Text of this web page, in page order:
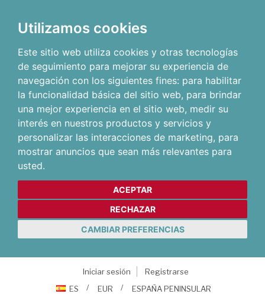
Utilizamos cookies
Este sitio web utiliza cookies y otras tecnologías
de seguimiento para mejorar su experiencia de
navegación con los siguientes fines: para habilitar
la funcionalidad básica del sitio web, para brindar
una mejor experiencia en el sitio web, medir su
interés en nuestros productos y servicios y
personalizar las interacciones de marketing, para
mostrar anuncios que sean más relevantes para
usted.
ACEPTAR
RECHAZAR
CAMBIAR PREFERENCIAS
Iniciar sesión
Registrarse
ES
EUR ESPAÑA PENINSULAR